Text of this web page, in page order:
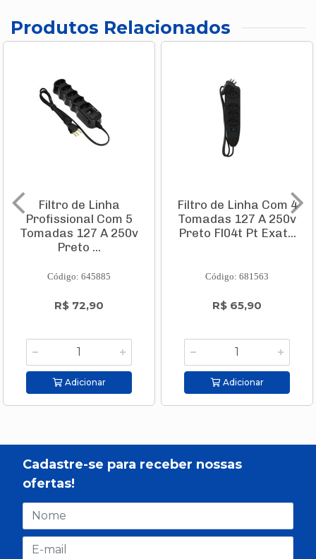
Produtos Relacionados
Filtro de Linha
Profissional Com 5
Tomadas 127 A 250v
Preto ...
Código: 645885
R$ 72,90
Adicionar
Filtro de Linha Com 4
Tomadas 127 A 250v
Preto Fl04t Pt Exat...
Código: 681563
R$ 65,90
Adicionar
Cadastre-se para receber nossas
ofertas!